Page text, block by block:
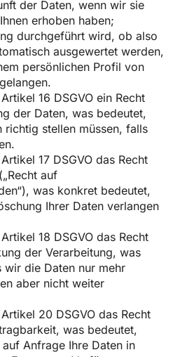
der Daten, wenn wir sie
erhoben haben;
durchgeführt wird, ob also
ausgewertet werden,
persönlichen Profil von
16 DSGVO ein Recht
der Daten, was bedeutet,
richtig stellen müssen, falls
17 DSGVO das Recht
auf
was konkret bedeutet,
Ihrer Daten verlangen
18 DSGVO das Recht
der Verarbeitung, was
wir die Daten nur mehr
aber nicht weiter
20 DSGVO das Recht
was bedeutet,
Anfrage Ihre Daten in